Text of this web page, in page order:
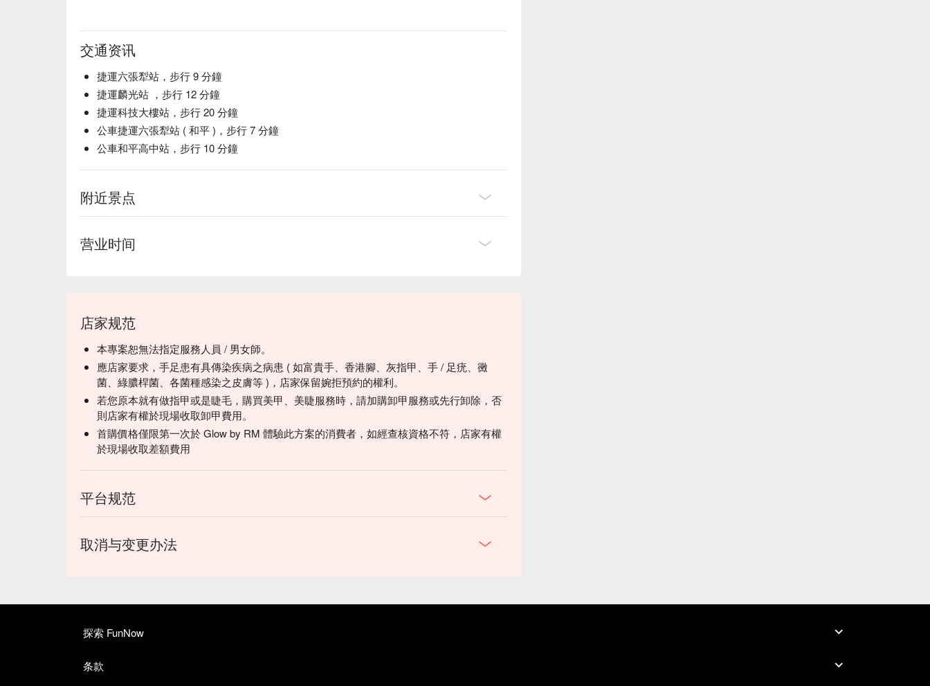
交通资讯
捷運六張犁站，步行 9 分鐘
捷運麟光站 ，步行 12 分鐘
捷運科技大樓站，步行 20 分鐘
公車捷運六張犁站 ( 和平 )，步行 7 分鐘
公車和平高中站，步行 10 分鐘
附近景点
营业时间
店家规范
本專案恕無法指定服務人員 / 男女師。
應店家要求，手足患有具傳染疾病之病患 ( 如富貴手、香港腳、灰指甲、手 / 足疣、黴
菌、綠膿桿菌、各菌種感染之皮膚等 )，店家保留婉拒預約的權利。
若您原本就有做指甲或是睫毛，購買美甲、美睫服務時，請加購卸甲服務或先行卸除，否
則店家有權於現場收取卸甲費用。
首購價格僅限第一次於 Glow by RM 體驗此方案的消費者，如經查核資格不符，店家有權
於現場收取差額費用
平台规范
取消与变更办法
探索 FunNow
条款